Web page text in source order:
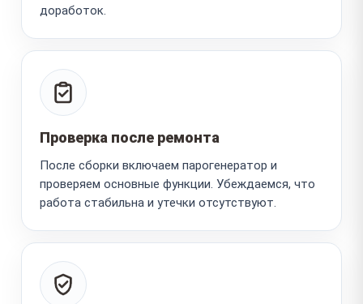
доработок.
Проверка после ремонта
После сборки включаем парогенератор и
проверяем основные функции. Убеждаемся, что
работа стабильна и утечки отсутствуют.